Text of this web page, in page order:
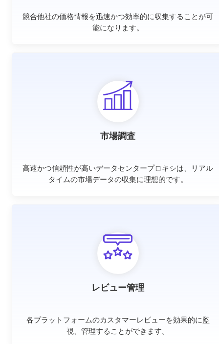
競合他社の価格情報を迅速かつ効率的に収集することが可
能になります。
市場調査
高速かつ信頼性が高いデータセンタープロキシは、リアル
タイムの市場データの収集に理想的です。
レビュー管理
各プラットフォームのカスタマーレビューを効果的に監
視、管理することができます。